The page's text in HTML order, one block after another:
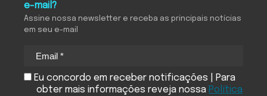
e-mail?
Assine nossa newsletter e receba as principais notícias
em seu e-mail
Eu concordo em receber notificações | Para
obter mais informações reveja nossa Política